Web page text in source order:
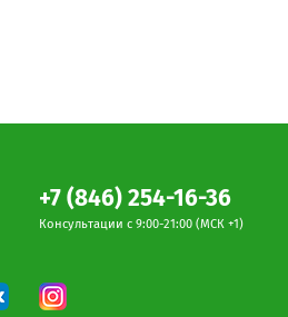
+7 (846) 254-16-36
Консультации c 9:00-21:00 (МСК +1)